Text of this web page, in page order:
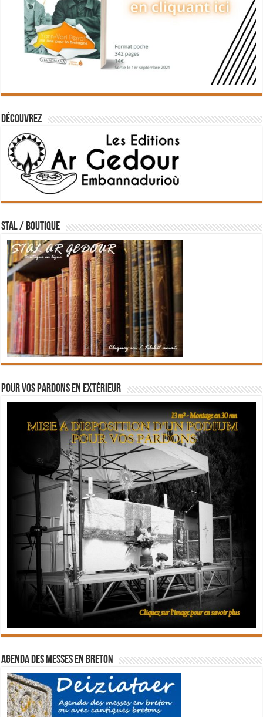
Découvrez
STAL / BOUTIQUE
Pour vos pardons en extérieur
Agenda des messes en breton